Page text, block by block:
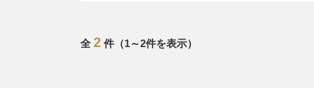
全 2 件（1～2件を表示）